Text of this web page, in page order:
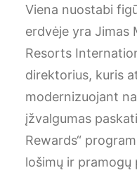
Viena nuostabi
erdvėje yra Jimas
Resorts
direktorius, kuris
modernizuojant
įžvalgumas
Rewards“
lošimų ir pramogų